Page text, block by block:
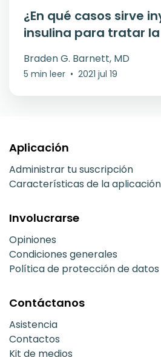
¿En qué casos sirve
insulina para tratar
Braden G. Barnett, MD
5 min leer • 2021 jul 19
Aplicación
Administrar tu suscripción
Características de la aplicación
Involucrarse
Opiniones
Condiciones generales
Política de protección de datos
Contáctanos
Asistencia
Contactos
Kit de medios